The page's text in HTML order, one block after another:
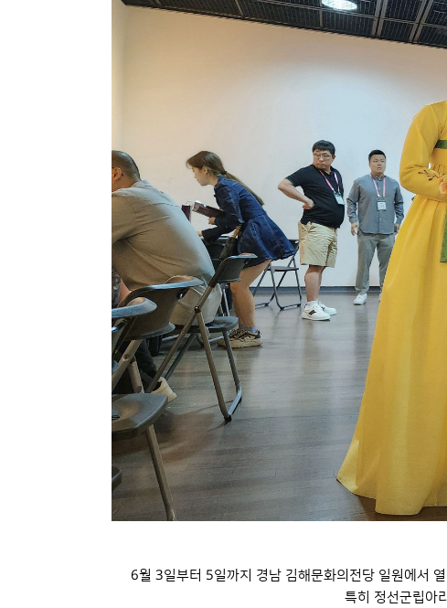
6월 3일부터 5일까지 경남 김해문화의전당 일원에서
특히 정선군립아